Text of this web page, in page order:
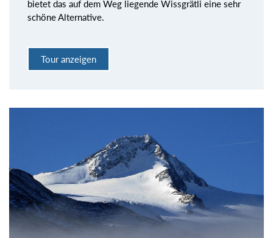
bietet das auf dem Weg liegende Wissgrätli eine sehr
schöne Alternative.
Tour anzeigen